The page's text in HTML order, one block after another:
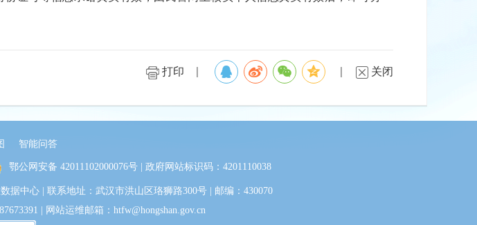
打印 关闭
智能问答
鄂公网安备 42011102000076号 | 政府网站标识码：4201110038
据中心 | 联系地址：武汉市洪山区珞狮路300号 | 邮编：430070
| 网站运维邮箱：htfw@hongshan.gov.cn